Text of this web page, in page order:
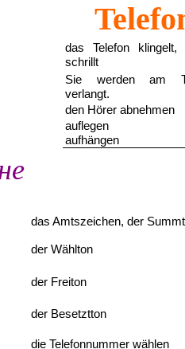
das Telefon klingelt,
schrillt
Sie werden am
verlangt.
den Hörer abnehmen
auflegen
aufhängen
das Amtszeichen, der
der Wählton
der Freiton
der Besetztton
die Telefonnummer wählen